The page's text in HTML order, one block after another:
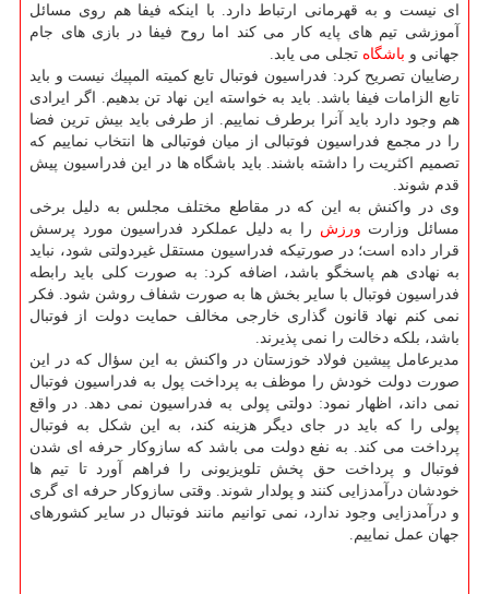
ای نیست و به قهرمانی ارتباط دارد. با اینكه فیفا هم روی مسائل
آموزشی تیم های پایه كار می كند اما روح فیفا در بازی های جام
جهانی و باشگاه تجلی می یابد.
رضاییان تصریح كرد: فدراسیون فوتبال تابع كمیته المپیك نیست و باید
تابع الزامات فیفا باشد. باید به خواسته این نهاد تن بدهیم. اگر ایرادی
هم وجود دارد باید آنرا برطرف نماییم. از طرفی باید بیش ترین فضا
را در مجمع فدراسیون فوتبالی از میان فوتبالی ها انتخاب نماییم كه
تصمیم اكثریت را داشته باشند. باید باشگاه ها در این فدراسیون پیش
قدم شوند.
وی در واكنش به این كه در مقاطع مختلف مجلس به دلیل برخی
مسائل وزارت ورزش را به دلیل عملكرد فدراسیون مورد پرسش
قرار داده است؛ در صورتیكه فدراسیون مستقل غیردولتی شود، نباید
به نهادی هم پاسخگو باشد، اضافه كرد: به صورت كلی باید رابطه
فدراسیون فوتبال با سایر بخش ها به صورت شفاف روشن شود. فكر
نمی كنم نهاد قانون گذاری خارجی مخالف حمایت دولت از فوتبال
باشد، بلكه دخالت را نمی پذیرند.
مدیرعامل پیشین فولاد خوزستان در واكنش به این سؤال كه در این
صورت دولت خودش را موظف به پرداخت پول به فدراسیون فوتبال
نمی داند، اظهار نمود: دولتی پولی به فدراسیون نمی دهد. در واقع
پولی را كه باید در جای دیگر هزینه كند، به این شكل به فوتبال
پرداخت می كند. به نفع دولت می باشد كه سازوكار حرفه ای شدن
فوتبال و پرداخت حق پخش تلویزیونی را فراهم آورد تا تیم ها
خودشان درآمدزایی كنند و پولدار شوند. وقتی سازوكار حرفه ای گری
و درآمدزایی وجود ندارد، نمی توانیم مانند فوتبال در سایر كشورهای
جهان عمل نماییم.